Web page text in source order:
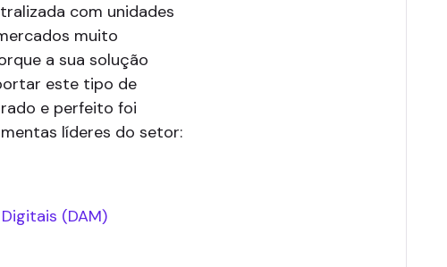
com unidades
muito
a sua solução
este tipo de
e perfeito foi
líderes do setor:
(DAM)